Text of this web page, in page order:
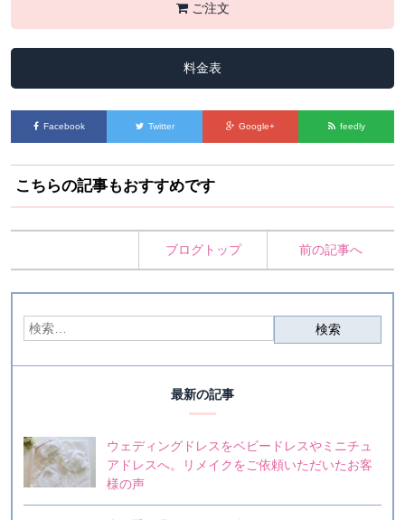
ご注文
料金表
Facebook Twitter Google+ feedly
こちらの記事もおすすめです
ブログトップ 前の記事へ
最新の記事
ウェディングドレスをベビードレスやミニチュ
アドレスへ。リメイクをご依頼いただいたお客
様の声